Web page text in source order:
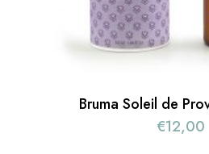
Bruma Soleil de
€12,00